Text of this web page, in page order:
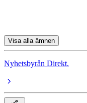
Visa alla ämnen
Nyhetsbyrån Direkt.